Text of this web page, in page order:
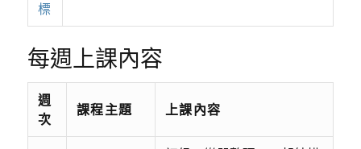
標
每週上課內容
週
次
課程主題 上課內容